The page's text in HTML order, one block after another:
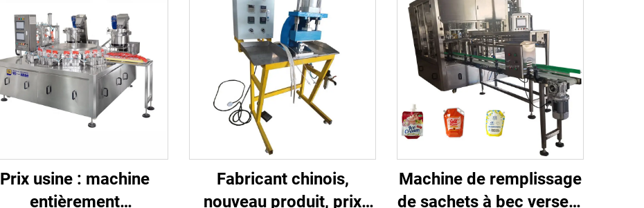
Prix usine : machine
entièrement
Fabricant chinois,
nouveau produit, prix
Machine de remplissage
de sachets à bec verseur